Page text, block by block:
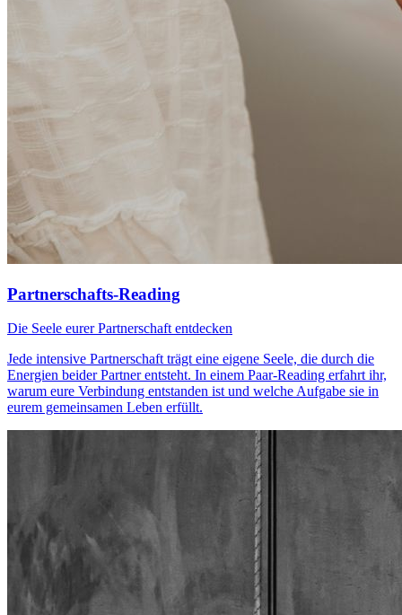
Partnerschafts-Reading
Die Seele eurer Partnerschaft entdecken
Jede intensive Partnerschaft trägt eine eigene Seele, die durch die
Energien beider Partner entsteht. In einem Paar-Reading erfahrt ihr,
warum eure Verbindung entstanden ist und welche Aufgabe sie in
eurem gemeinsamen Leben erfüllt.